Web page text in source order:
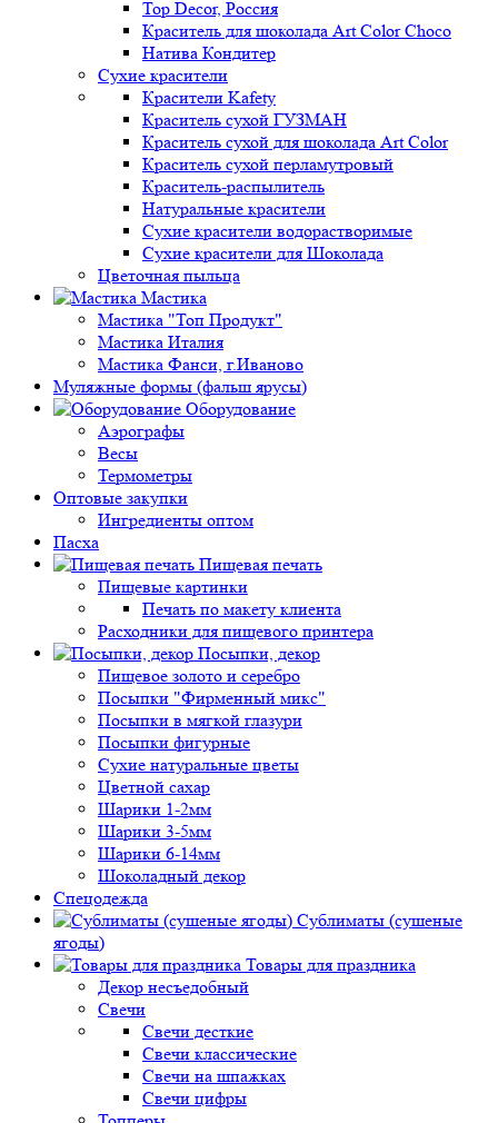
Top Decor, Россия
Краситель для шоколада Art Color Choco
Натива Кондитер
Сухие красители
Красители Kafety
Краситель сухой ГУЗМАН
Краситель сухой для шоколада Art Color
Краситель сухой перламутровый
Краситель-распылитель
Натуральные красители
Сухие красители водорастворимые
Сухие красители для Шоколада
Цветочная пыльца
Мастика
Мастика "Топ Продукт"
Мастика Италия
Мастика Фанси, г.Иваново
Муляжные формы (фальш ярусы)
Оборудование
Аэрографы
Весы
Термометры
Оптовые закупки
Ингредиенты оптом
Пасха
Пищевая печать
Пищевые картинки
Печать по макету клиента
Расходники для пищевого принтера
Посыпки, декор
Пищевое золото и серебро
Посыпки "Фирменный микс"
Посыпки в мягкой глазури
Посыпки фигурные
Сухие натуральные цветы
Цветной сахар
Шарики 1-2мм
Шарики 3-5мм
Шарики 6-14мм
Шоколадный декор
Спецодежда
Сублиматы (сушеные
ягоды)
Товары для праздника
Декор несъедобный
Свечи
Свечи десткие
Свечи классические
Свечи на шпажках
Свечи цифры